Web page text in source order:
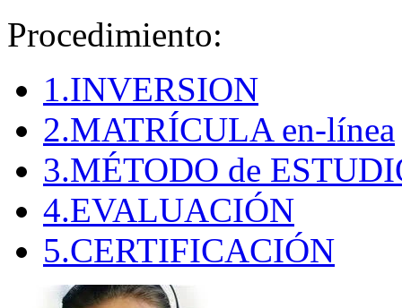
Procedimiento:
1.INVERSION
2.MATRÍCULA en-línea
3.MÉTODO de
4.EVALUACIÓN
5.CERTIFICACIÓN